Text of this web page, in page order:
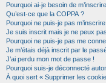
Pourquoi ai-je besoin de
Qu’est-ce que la COPPA ?
Pourquoi ne puis-je pas
Je suis inscrit mais je ne peux
Pourquoi ne puis-je pas me
Je m’étais déjà inscrit par le
J’ai perdu mon mot de passe !
Pourquoi suis-je déconnecté
À quoi sert « Supprimer les